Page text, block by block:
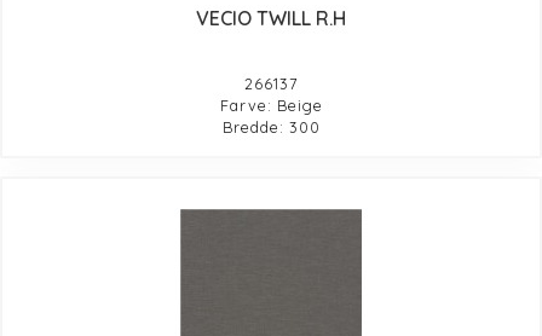
VECIO TWILL R.H
266137
Farve: Beige
Bredde: 300